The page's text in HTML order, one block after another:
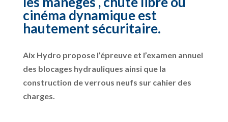
cinéma dynamique est
hautement sécuritaire.
Aix Hydro propose l’épreuve et l’examen annuel
des blocages hydrauliques ainsi que la
construction de verrous neufs sur cahier des
charges.